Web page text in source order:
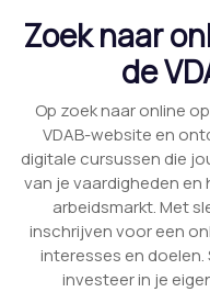
Zoek naar
de
Op zoek naar online
VDAB-website en
digitale cursussen die
van je vaardigheden
arbeidsmarkt. Met
inschrijven voor een
interesses en
investeer in je